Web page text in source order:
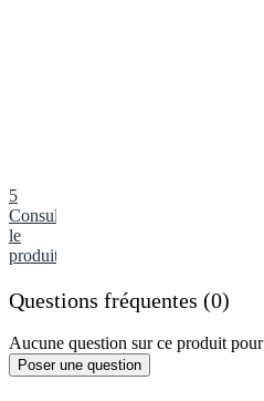
5
Consulter
le
produit
Questions fréquentes (0)
Aucune question sur ce produit
Poser une question